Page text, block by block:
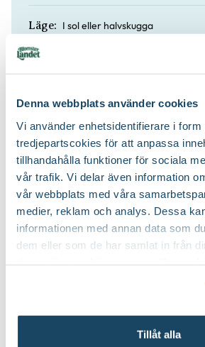
Denna webbplats använder cookies
Vi använder enhetsidentifierare i
tredjepartscokies för att anpassa
tillhandahålla funktioner för sociala
vår trafik. Vi delar även information
vår webbplats med våra
medier, reklam och analys. Dessa
informationen med annan data som
dem eller som de har samlat in från
Tillåt alla
Läge: I sol eller halvskugga
Doft: Ja
Vintergrön: Nej
Jordprodukter: Planteringsjord
Växtsätt: Kompakt
Beskärningstid: Juli-september